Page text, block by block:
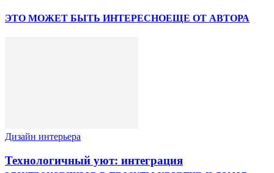
ЭТО МОЖЕТ БЫТЬ ИНТЕРЕСНОЕЩЕ ОТ АВТОРА
Дизайн интерьера
Технологичный уют: интеграция